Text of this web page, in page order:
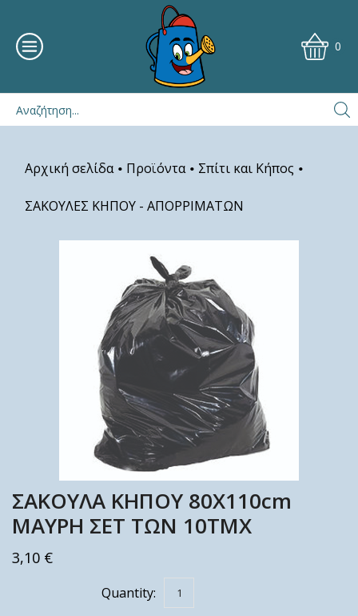
0
Αρχική σελίδα • Προϊόντα • Σπίτι και Κήπος •
ΣΑΚΟΥΛΕΣ ΚΗΠΟΥ - ΑΠΟΡΡΙΜΑΤΩΝ
ΣΑΚΟΥΛΑ ΚΗΠΟΥ 80X110cm
ΜΑΥΡΗ ΣΕΤ ΤΩΝ 10ΤΜΧ
3,10 €